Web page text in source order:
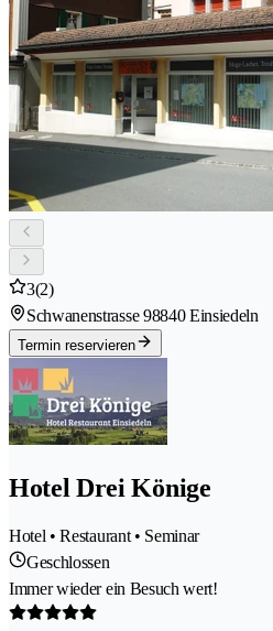
3(2)
Schwanenstrasse 98840 Einsiedeln
Termin reservieren
Hotel Drei Könige
Hotel • Restaurant • Seminar
Geschlossen
Immer wieder ein Besuch wert!